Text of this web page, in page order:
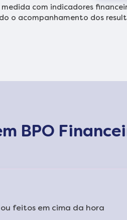
com indicadores
o acompanhamento dos
BPO
feitos em cima da hora